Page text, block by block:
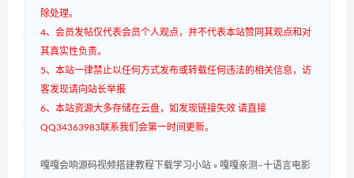
除处理。
4、会员发帖仅代表会员个人观点，并不代表本站赞同其观点和对
其真实性负责。
5、本站一律禁止以任何方式发布或转载任何违法的相关信息，访
客发现请向站长举报
6、本站资源大多存储在云盘，如发现链接失效 请直接
QQ34363983联系我们会第一时间更新。
嘎嘎会响源码视频搭建教程下载学习小站 » 嘎嘎亲测–十语言电影